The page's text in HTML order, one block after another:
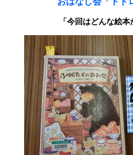
「今回はどんな絵本